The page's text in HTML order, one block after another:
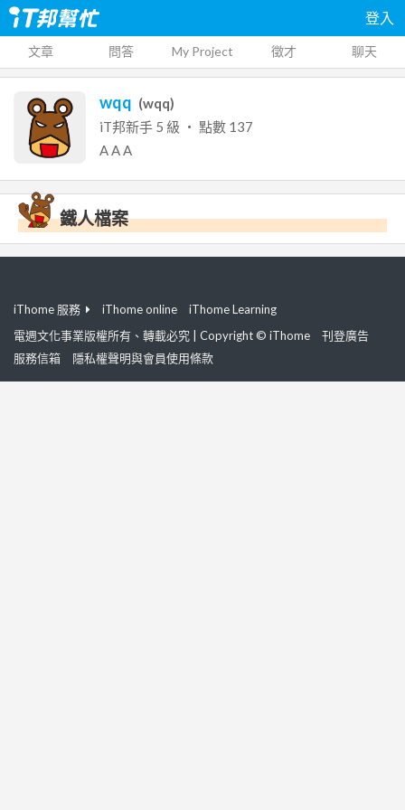
登入
文章 問答 My Project 徵才 聊天
wqq (wqq)
iT邦新手 5 級 ‧ 點數 137
AAA
鐵人檔案
iThome 服務 iThome online
iThome Learning
電週文化事業版權所有、轉載必究 | Copyright © iThome
刊登廣告
服務信箱
隱私權聲明與會員使用條款